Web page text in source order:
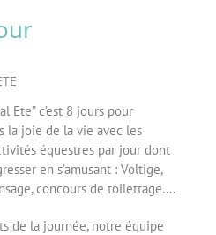
Ete” c’est 8 jours pour
la joie de la vie avec les
équestres par jour dont
en s’amusant : Voltige,
concours de toilettage….
de la journée, notre équipe